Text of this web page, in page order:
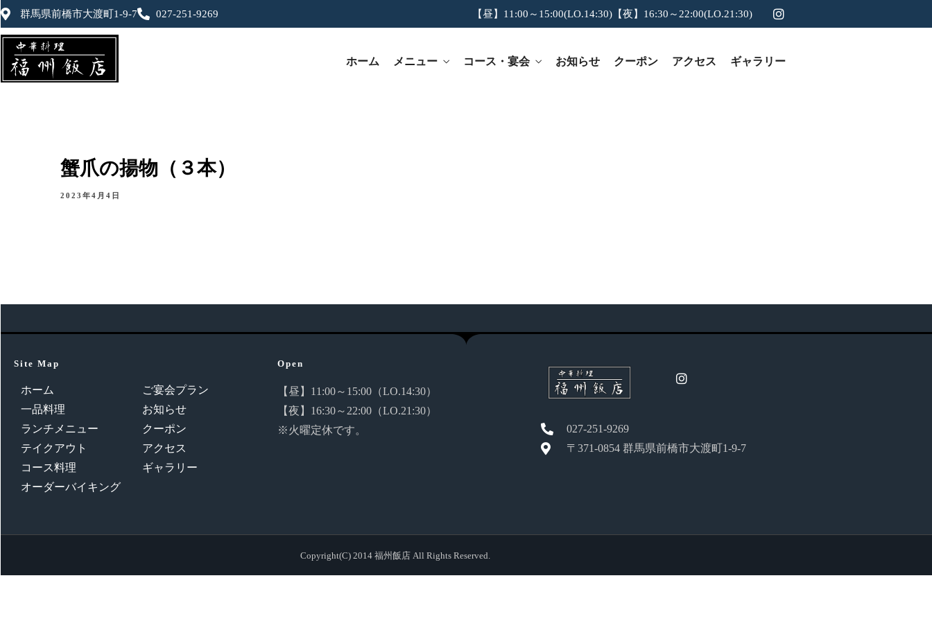
群馬県前橋市大渡町1-9-7 027-251-9269 【昼】11:00～15:00(LO.14:30)【夜】16:30～22:00(LO.21:30)
ホーム メニュー コース・宴会 お知らせ クーポン アクセス ギャラリー
蟹爪の揚物（３本）
2023年4月4日
Site Map
ホーム
一品料理
ランチメニュー
テイクアウト
コース料理
オーダーバイキング
ご宴会プラン
お知らせ
クーポン
アクセス
ギャラリー
Open
【昼】11:00～15:00（LO.14:30）
【夜】16:30～22:00（LO.21:30）
※火曜定休です。
027-251-9269
〒371-0854 群馬県前橋市大渡町1-9-7
Copyright(C) 2014 福州飯店 All Rights Reserved.